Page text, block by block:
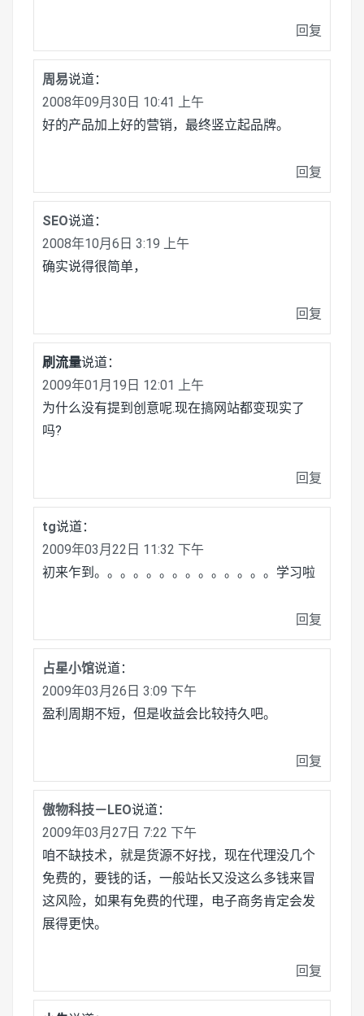
回复
周易说道：
2008年09月30日 10:41 上午
好的产品加上好的营销，最终竖立起品牌。
回复
SEO说道：
2008年10月6日 3:19 上午
确实说得很简单，
回复
刷流量说道：
2009年01月19日 12:01 上午
为什么没有提到创意呢.现在搞网站都变现实了
吗?
回复
tg说道：
2009年03月22日 11:32 下午
初来乍到。。。。。。。。。。。。。。学习啦
回复
占星小馆说道：
2009年03月26日 3:09 下午
盈利周期不短，但是收益会比较持久吧。
回复
傲物科技－LEO说道：
2009年03月27日 7:22 下午
咱不缺技术，就是货源不好找，现在代理没几个
免费的，要钱的话，一般站长又没这么多钱来冒
这风险，如果有免费的代理，电子商务肯定会发
展得更快。
回复